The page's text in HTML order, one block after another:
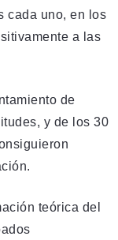
cada uno, en los
a las
de
y de los 30
teórica del